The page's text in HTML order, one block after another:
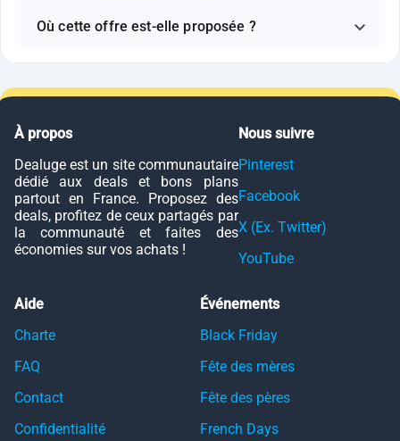
Où cette offre est-elle proposée ?
À propos
Dealuge est un site communautaire
dédié aux deals et bons plans
partout en France. Proposez des
deals, profitez de ceux partagés par
la communauté et faites des
économies sur vos achats !
Nous suivre
Pinterest
Facebook
X (Ex. Twitter)
YouTube
Aide
Charte
FAQ
Contact
Confidentialité
Événements
Black Friday
Fête des mères
Fête des pères
French Days